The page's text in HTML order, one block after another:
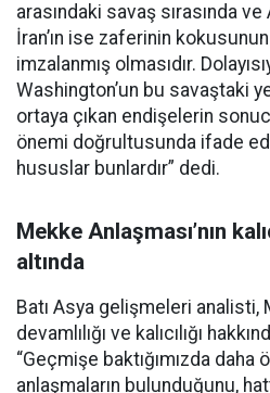
arasındaki savaş sırasında ve
İran’ın ise zaferinin
imzalanmış olmasıdır.
Washington’un bu savaştaki
ortaya çıkan endişelerin
önemi doğrultusunda ifade
hususlar bunlardır” dedi.
Mekke Anlaşması’nın
altında
Batı Asya gelişmeleri analisti,
devamlılığı ve kalıcılığı
“Geçmişe baktığımızda
anlaşmaların bulunduğunu,